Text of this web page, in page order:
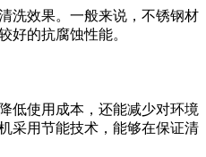
洗效果。一般来说，不锈钢材
好的抗腐蚀性能。
低使用成本，还能减少对环境
采用节能技术，能够在保证清